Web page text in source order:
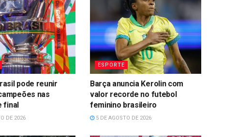
pode reunir
nas
final
DE 2026
ESPORTE
Barça anuncia Kerolin com
valor recorde no futebol
feminino brasileiro
5 DE AGOSTO DE 2026